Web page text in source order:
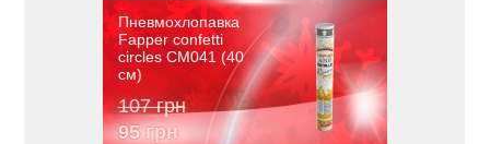
Пневмохлопавка
Fapper confetti
circles CM041 (40
см)
107 грн
95 грн